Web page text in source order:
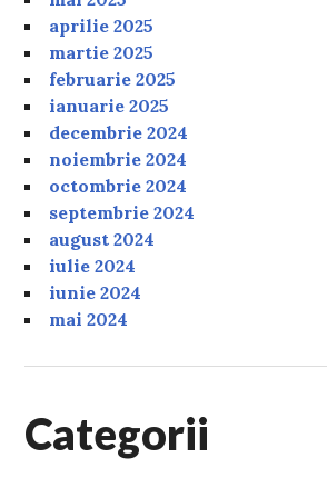
aprilie 2025
martie 2025
februarie 2025
ianuarie 2025
decembrie 2024
noiembrie 2024
octombrie 2024
septembrie 2024
august 2024
iulie 2024
iunie 2024
mai 2024
Categorii